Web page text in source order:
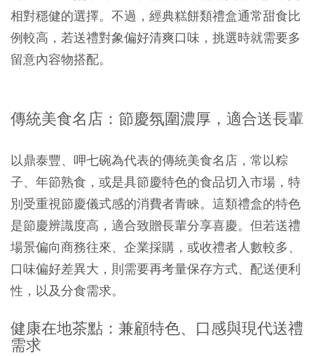
相對穩健的選擇。不過，經典糕餅類禮盒通常甜食比
例較高，若送禮對象偏好清爽口味，挑選時就需要多
留意內容物搭配。
傳統美食名店：節慶氛圍濃厚，適合送長輩
以鼎泰豐、呷七碗為代表的傳統美食名店，常以粽
子、年節熟食，或是具節慶特色的食品切入市場，特
別受重視節慶儀式感的消費者青睞。這類禮盒的特色
是節慶辨識度高，適合致贈長輩分享喜慶。但若送禮
場景偏向商務往來、企業採購，或收禮者人數較多、
口味偏好差異大，則需要再考量保存方式、配送便利
性，以及分食需求。
健康在地茶點：兼顧特色、口感與現代送禮
需求